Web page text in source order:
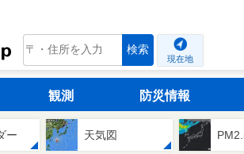
tenki.jp 検索
現在地
観測 防災情報
ー 天気図